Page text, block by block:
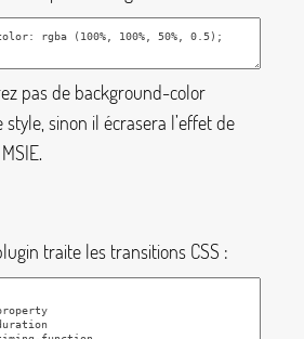
pas de background-color
sinon il écrasera l’effet de
traite les transitions CSS :